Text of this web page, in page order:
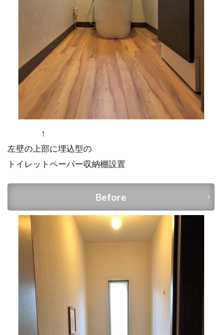
↑
左壁の上部に埋込型の
トイレットペーパー収納棚設置
Before